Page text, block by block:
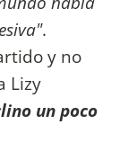
.
y no
Lizy
un poco